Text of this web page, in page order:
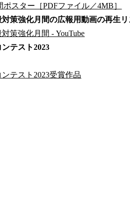
スター［PDFファイル／4MB］
策強化月間の広報用動画の再生
策強化月間 - YouTube
テスト2023
テスト2023受賞作品